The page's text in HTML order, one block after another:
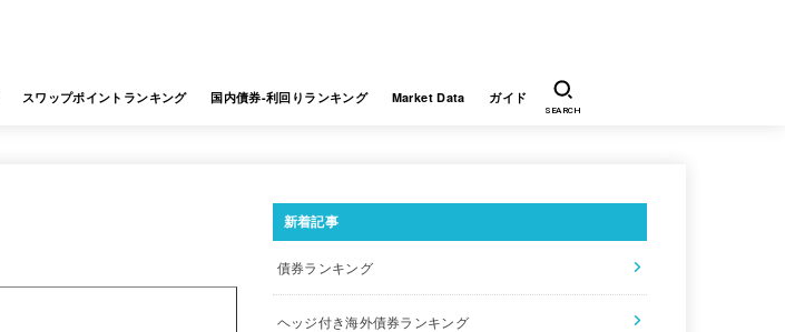
スワップポイントランキング 国内債券-利回りランキング Market Data ガイド
SEARCH
新着記事
債券ランキング
ヘッジ付き海外債券ランキング